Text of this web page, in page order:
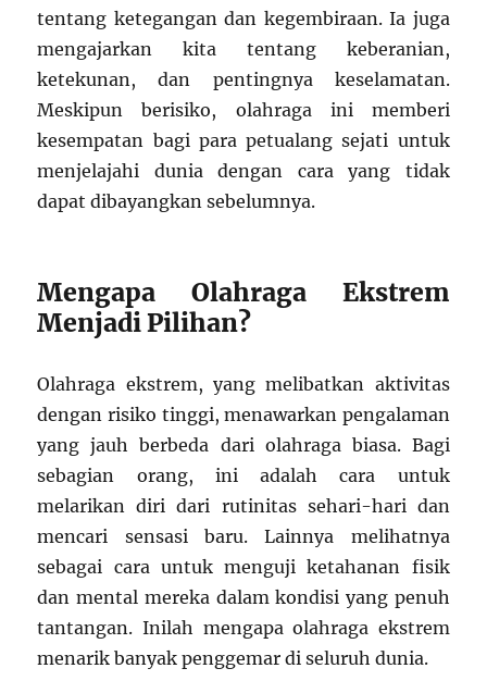
tentang ketegangan dan kegembiraan. Ia juga
mengajarkan kita tentang keberanian,
ketekunan, dan pentingnya keselamatan.
Meskipun berisiko, olahraga ini memberi
kesempatan bagi para petualang sejati untuk
menjelajahi dunia dengan cara yang tidak
dapat dibayangkan sebelumnya.
Mengapa Olahraga Ekstrem
Menjadi Pilihan?
Olahraga ekstrem, yang melibatkan aktivitas
dengan risiko tinggi, menawarkan pengalaman
yang jauh berbeda dari olahraga biasa. Bagi
sebagian orang, ini adalah cara untuk
melarikan diri dari rutinitas sehari-hari dan
mencari sensasi baru. Lainnya melihatnya
sebagai cara untuk menguji ketahanan fisik
dan mental mereka dalam kondisi yang penuh
tantangan. Inilah mengapa olahraga ekstrem
menarik banyak penggemar di seluruh dunia.